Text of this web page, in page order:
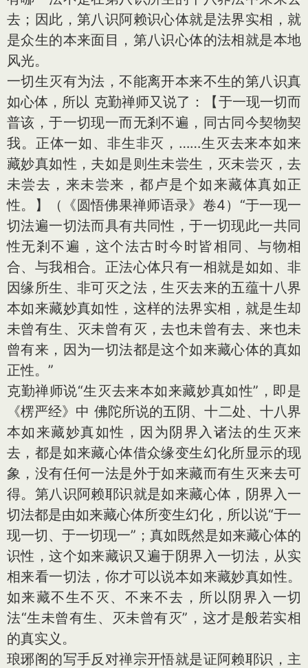
去；因此，第八识阿赖识心体就是法界实相，就
是众生的本来面目，第八识心体的法相就是本地
风光。
一切生灭有为法，不能离开本来不生的第八识真
如心体，所以 克勤禅师又说了：【于一现一切而
普该，于一切现一而无剎不遍，同古同今契物契
我。正体一如、非生非灭，……生灭去来本如来
藏妙真如性，夫如是则生未尝生，灭未尝灭，去
未尝去，来未尝来，都卢是个如来藏体真如正
性。】（《圆悟佛果禅师语录》卷4）“于一现一
切法遍一切法而具有共同性，于一切现此一共同
性无剎不遍，这个法古时今时皆相同、与物相
合、与我相合。正法心体只有一相就是如如、非
因缘所生、非可灭之法，生灭去来的五蕴十八界
本如来藏妙真如性，这样的法界实相，就是生却
未曾有生、灭未曾有灭，去也未曾有去、来也未
曾有来，因为一切法都是这个如来藏心体的真如
正性。”
克勤禅师说“生灭去来本如来藏妙真如性”，即是
《楞严经》中 佛陀所说的五阴、十二处、十八界
本如来藏妙真如性，因为阴界入诸法的生灭来
去，都是如来藏心体借众缘变生幻化所显示的现
象，没有任何一法是外于如来藏而有生灭来去可
得。第八识阿赖耶识就是如来藏心体，阴界入一
切法都是由如来藏心体所变生幻化，所以说“于一
现一切、于一切现一”；真如既然是如来藏心体的
识性，这个如来藏识又遍于阴界入一切法，从实
相来看一切法，你才可以说本如来藏妙真如性。
如来藏不生不灭、不来不去，所以阴界入一切
法“生未曾有生、灭未曾有灭”，这才是般若实相
的真实义。
琅琊阁的写手反对禅宗开悟就是证阿赖耶识，主